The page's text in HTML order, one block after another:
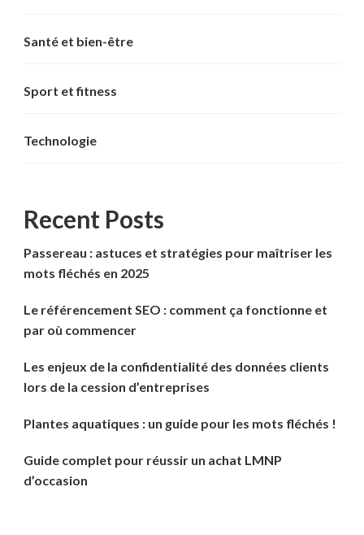
Santé et bien-être
Sport et fitness
Technologie
Recent Posts
Passereau : astuces et stratégies pour maîtriser les
mots fléchés en 2025
Le référencement SEO : comment ça fonctionne et
par où commencer
Les enjeux de la confidentialité des données clients
lors de la cession d’entreprises
Plantes aquatiques : un guide pour les mots fléchés !
Guide complet pour réussir un achat LMNP
d’occasion